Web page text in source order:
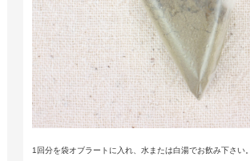
1回分を袋オブラートに入れ、水または白湯でお飲み下さい。